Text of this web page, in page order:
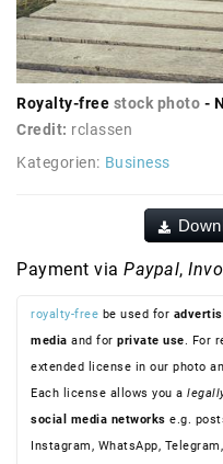
Royalty-free stock photo -
Credit: rclassen
Kategorien: Business
Payment via Paypal,
royalty-free be used for
media and for private use. For
extended license in our photo
Each license allows you a
social media networks e.g.
Instagram, WhatsApp,